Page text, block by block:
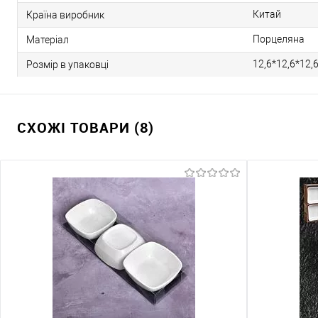
Країна виробник Китай
Матеріал Порцеляна
Розмір в упаковці
СХОЖІ ТОВАРИ (8)